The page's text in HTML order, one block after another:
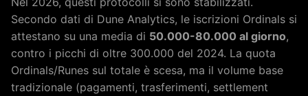
Secondo dati di Dune Analytics, le iscrizioni Ordinals si
attestano su una media di 50.000-80.000 al giorno,
contro i picchi di oltre 300.000 del 2024. La quota
Ordinals/Runes sul totale è scesa, ma il volume base
tradizionale (pagamenti, trasferimenti, settlement